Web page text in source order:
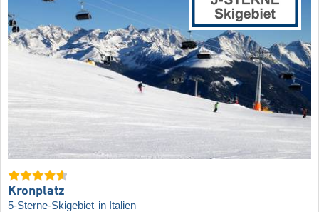
Kronplatz
5-Sterne-Skigebiet in Italien